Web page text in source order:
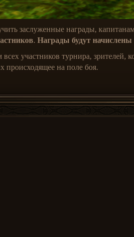
заслуженные награды,
. Награды будут начислены
всех участников турнира, зрителей,
происходящее на поле боя.